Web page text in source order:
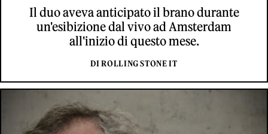
Il duo aveva anticipato il brano durante
un'esibizione dal vivo ad Amsterdam
all'inizio di questo mese.
DI ROLLING STONE IT